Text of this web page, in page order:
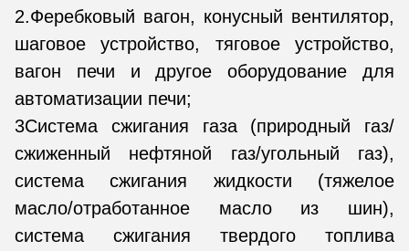
2.Феребковый вагон, конусный вентилятор,
шаговое устройство, тяговое устройство,
вагон печи и другое оборудование для
автоматизации печи;
3Система сжигания газа (природный газ/
сжиженный нефтяной газ/угольный газ),
система сжигания жидкости (тяжелое
масло/отработанное масло из шин),
система сжигания твердого топлива